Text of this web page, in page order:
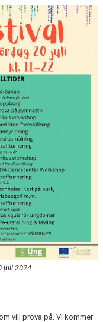
juli 2024.
vill prova på. Vi kommer